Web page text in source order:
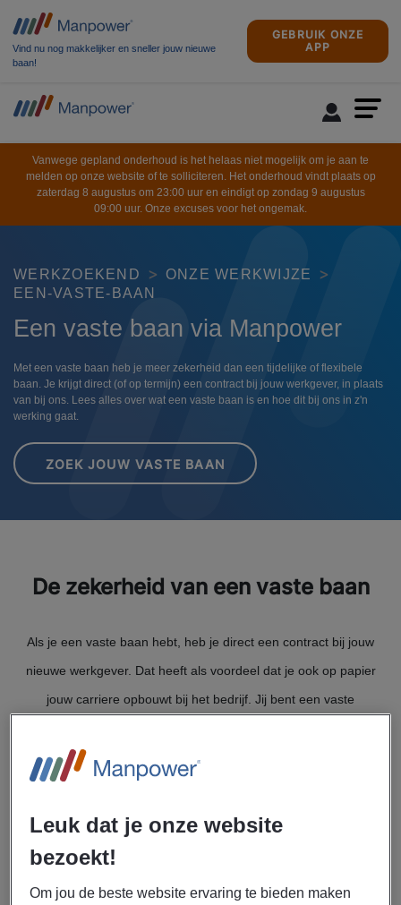
Vind nu nog makkelijker en sneller jouw nieuwe
baan!
GEBRUIK ONZE
APP
Vanwege gepland onderhoud is het helaas niet mogelijk om je aan te
melden op onze website of te solliciteren. Het onderhoud vindt plaats op
zaterdag 8 augustus om 23:00 uur en eindigt op zondag 9 augustus
09:00 uur. Onze excuses voor het ongemak.
WERKZOEKEND
ONZE WERKWIJZE
EEN-VASTE-BAAN
Een vaste baan via Manpower
Met een vaste baan heb je meer zekerheid dan een tijdelijke of flexibele
baan. Je krijgt direct (of op termijn) een contract bij jouw werkgever, in plaats
van bij ons. Lees alles over wat een vaste baan is en hoe dit bij ons in z'n
werking gaat.
ZOEK JOUW VASTE BAAN
De zekerheid van een vaste baan
Als je een vaste baan hebt, heb je direct een contract bij jouw
nieuwe werkgever. Dat heeft als voordeel dat je ook op papier
jouw carriere opbouwt bij het bedrijf. Jij bent een vaste
loonadministratie, loopbaanbegeleiding en arbeidsvoorwaarden.
Het fijne is dat nadat jij bent aangenomen je dus een
Hoe krijg ik een vaste baan?
Leuk dat je onze website
bezoekt!
Om jou de beste website ervaring te bieden maken